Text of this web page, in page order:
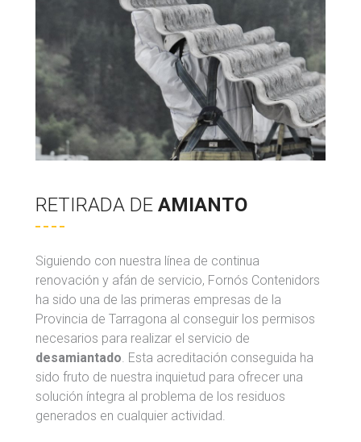
RETIRADA DE AMIANTO
Siguiendo con nuestra línea de continua
renovación y afán de servicio, Fornós Contenidors
ha sido una de las primeras empresas de la
Provincia de Tarragona al conseguir los permisos
necesarios para realizar el servicio de
desamiantado. Esta acreditación conseguida ha
sido fruto de nuestra inquietud para ofrecer una
solución íntegra al problema de los residuos
generados en cualquier actividad.